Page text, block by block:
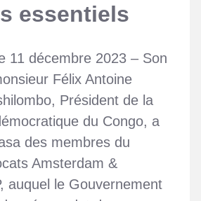
essentiels
11 décembre 2023 – Son
Félix Antoine
Président de la
du Congo, a
des membres du
Amsterdam &
auquel le Gouvernement